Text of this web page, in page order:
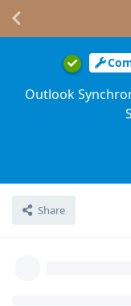
Outlook
Share